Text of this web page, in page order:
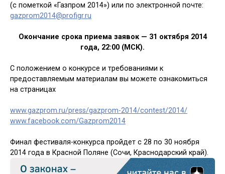
(c пометкой «Газпром 2014») или по электронной почте:
gazprom2014@profigr.ru
Окончание срока приема заявок — 31 октября 2014
года, 22:00 (МСК).
С положением о конкурсе и требованиями к
предоставляемым материалам вы можете ознакомиться
на страницах
www.gazprom.ru/press/gazprom-2014/contest/2014/
www.facebook.com/Gazprom2014
Финал фестиваля-конкурса пройдет с 28 по 30 ноября
2014 года в Красной Поляне (Сочи, Краснодарский край).